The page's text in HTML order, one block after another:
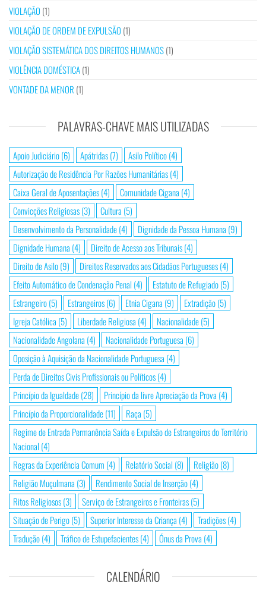
VIOLAÇÃO (1)
VIOLAÇÃO DE ORDEM DE EXPULSÃO (1)
VIOLAÇÃO SISTEMÁTICA DOS DIREITOS HUMANOS(1)
VIOLÊNCIA DOMÉSTICA(1)
VONTADE DA MENOR (1)
PALAVRAS-CHAVE MAIS UTILIZADAS
Apoio Judiciário(6) Apátridas(7) Asilo Político(4)
Autorização de Residência Por Razões Humanitárias(4)
Caixa Geral de Aposentações(4) Comunidade Cigana (4)
Convicções Religiosas(3) Cultura (5)
Desenvolvimento da Personalidade(4) Dignidade da Pessoa Humana (9)
Dignidade Humana (4) Direito de Acesso aos Tribunais(4)
Direito de Asilo(9) Direitos Reservados aos Cidadãos Portugueses(4)
Efeito Automático de Condenação Penal (4) Estatuto de Refugiado(5)
Estrangeiro(5) Estrangeiros(6) Etnia Cigana (9) Extradição(5)
Igreja Católica (5) Liberdade Religiosa (4) Nacionalidade(5)
Nacionalidade Angolana (4) Nacionalidade Portuguesa (6)
Oposição à Aquisição da Nacionalidade Portuguesa (4)
Perda de Direitos Civis Profissionais ou Políticos(4)
Princípio da Igualdade(28) Princípio da livre Apreciação da Prova (4)
Princípio da Proporcionalidade(11) Raça (5)
Regime de Entrada Permanência Saída e Expulsão de Estrangeiros do Território
Nacional (4)
Regras da Experiência Comum (4) Relatório Social (8) Religião(8)
Religião Muçulmana (3) Rendimento Social de Inserção(4)
Ritos Religiosos(3) Serviço de Estrangeiros e Fronteiras(5)
Situação de Perigo(5) Superior Interesse da Criança (4) Tradições(4)
Tradução(4) Tráfico de Estupefacientes(4) Ónus da Prova (4)
CALENDÁRIO